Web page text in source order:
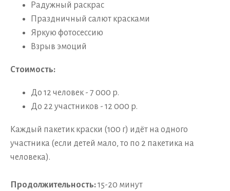
Радужный раскрас
Праздничный салют красками
Яркую фотосессию
Взрыв эмоций
Стоимость:
До 12 человек - 7 000 р.
До 22 участников - 12 000 р.
Каждый пакетик краски (100 г) идёт на одного
участника (если детей мало, то по 2 пакетика на
человека).
Продолжительность:15-20 минут